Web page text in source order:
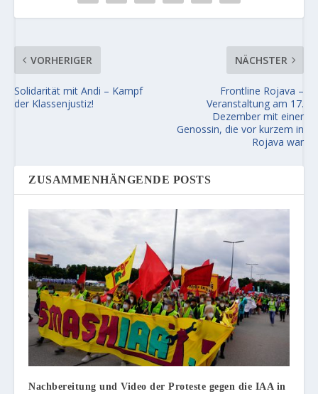
VORHERIGER
Solidarität mit Andi – Kampf
der Klassenjustiz!
NÄCHSTER
Frontline Rojava –
Veranstaltung am 17.
Dezember mit einer
Genossin, die vor kurzem in
Rojava war
ZUSAMMENHÄNGENDE POSTS
Nachbereitung und Video der Proteste gegen die IAA in